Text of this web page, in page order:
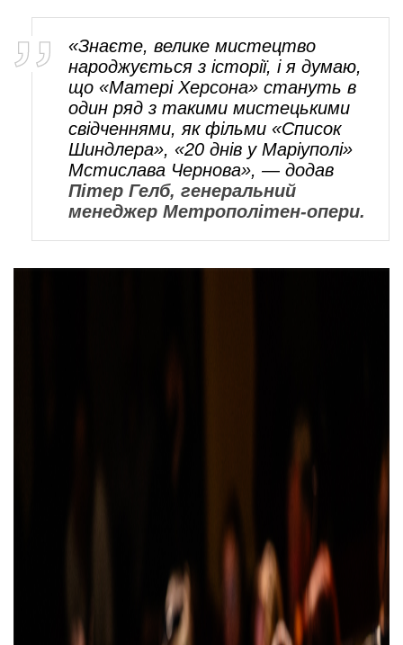
«Знаєте, велике мистецтво
народжується з історії, і я думаю,
що «Матері Херсона» стануть в
один ряд з такими мистецькими
свідченнями, як фільми «Список
Шиндлера», «20 днів у Маріуполі»
Мстислава Чернова», — додав
Пітер Гелб, генеральний
менеджер Метрополітен-опери.